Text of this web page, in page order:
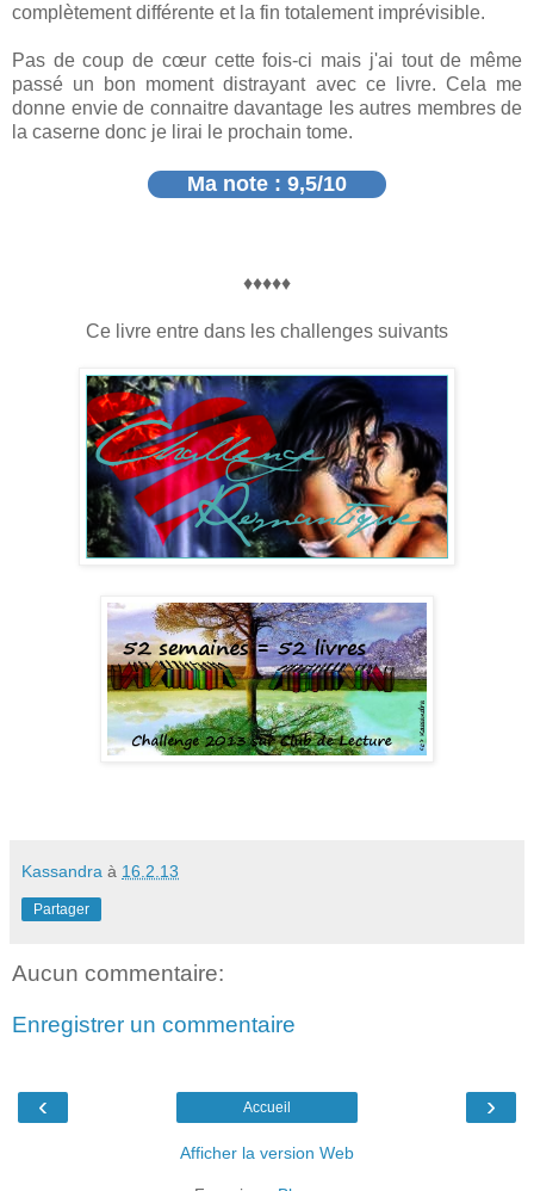
complètement différente et la fin totalement imprévisible.
Pas de coup de cœur cette fois-ci mais j'ai tout de même
passé un bon moment distrayant avec ce livre. Cela me
donne envie de connaitre davantage les autres membres de
la caserne donc je lirai le prochain tome.
Ma note : 9,5/10
♦♦♦♦♦
Ce livre entre dans les challenges suivants
Kassandra à 16.2.13
Partager
Aucun commentaire:
Enregistrer un commentaire
‹ ›
Accueil
Afficher la version Web